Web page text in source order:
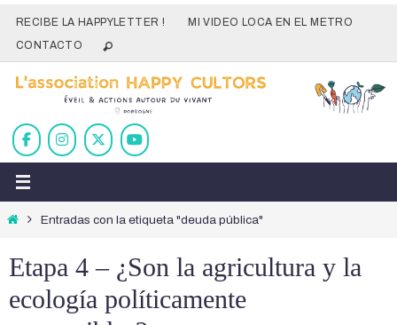
RECIBE LA HAPPYLETTER !
MI VIDEO LOCA EN EL METRO
CONTACTO
InicioEntradas con la etiqueta "deuda pública"
Etapa 4 – ¿Son la agricultura y la
ecología políticamente